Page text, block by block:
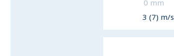
0 mm
3 (7) m/s